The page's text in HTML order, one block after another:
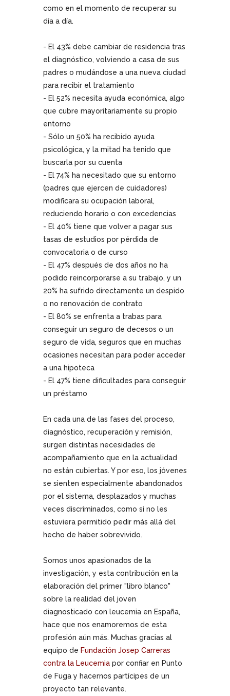
como en el momento de recuperar su
día a día.
- El 43% debe cambiar de residencia tras
el diagnóstico, volviendo a casa de sus
padres o mudándose a una nueva ciudad
para recibir el tratamiento
- El 52% necesita ayuda económica, algo
que cubre mayoritariamente su propio
entorno
- Sólo un 50% ha recibido ayuda
psicológica, y la mitad ha tenido que
buscarla por su cuenta
- El 74% ha necesitado que su entorno
(padres que ejercen de cuidadores)
modificara su ocupación laboral,
reduciendo horario o con excedencias
- El 40% tiene que volver a pagar sus
tasas de estudios por pérdida de
convocatoria o de curso
- El 47% después de dos años no ha
podido reincorporarse a su trabajo, y un
20% ha sufrido directamente un despido
o no renovación de contrato
- El 80% se enfrenta a trabas para
conseguir un seguro de decesos o un
seguro de vida, seguros que en muchas
ocasiones necesitan para poder acceder
a una hipoteca
- El 47% tiene dificultades para conseguir
un préstamo
En cada una de las fases del proceso,
diagnóstico, recuperación y remisión,
surgen distintas necesidades de
acompañamiento que en la actualidad
no están cubiertas. Y por eso, los jóvenes
se sienten especialmente abandonados
por el sistema, desplazados y muchas
veces discriminados, como si no les
estuviera permitido pedir más allá del
hecho de haber sobrevivido.
Somos unos apasionados de la
investigación, y esta contribución en la
elaboración del primer "libro blanco"
sobre la realidad del joven
diagnosticado con leucemia en España,
hace que nos enamoremos de esta
profesión aún más. Muchas gracias al
equipo de Fundación Josep Carreras
contra la Leucemia por confiar en Punto
de Fuga y hacernos partícipes de un
proyecto tan relevante.